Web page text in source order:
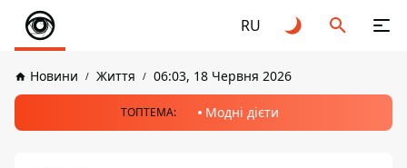
RU
Новини Життя 06:03, 18 Червня 2026
ТОПТЕМА: Модні дієти